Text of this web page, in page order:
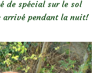
de spécial sur le sol
arrivé pendant la nuit!